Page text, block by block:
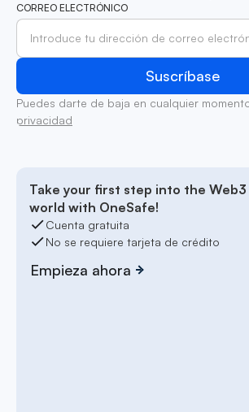
CORREO ELECTRÓNICO
Puedes darte de baja en cualquier
privacidad
Take your first step into the Web3
world with OneSafe!
Cuenta gratuita
No se requiere tarjeta de crédito
Empieza ahora